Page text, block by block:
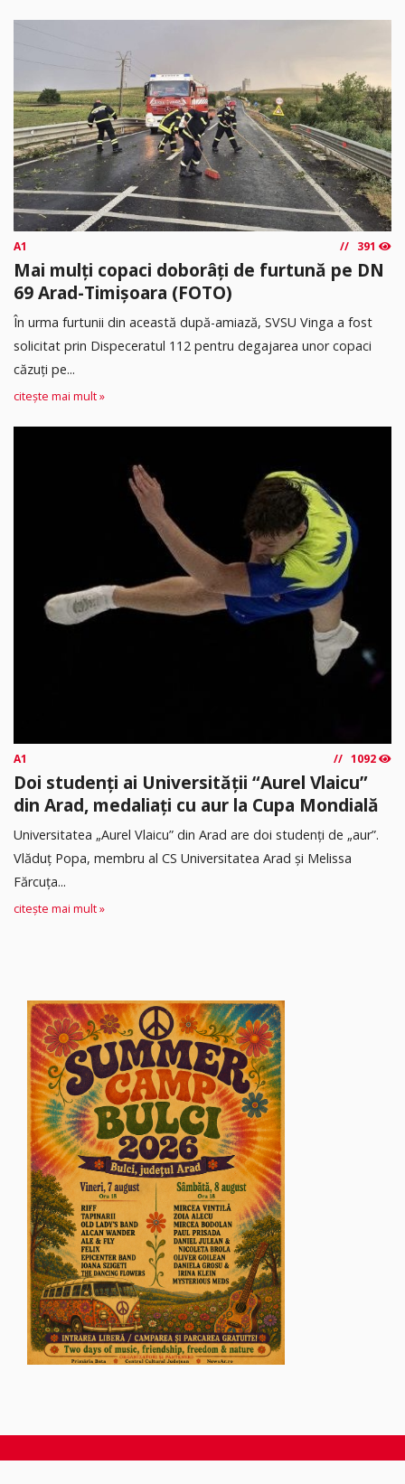
A1 391
Mai mulți copaci doborâți de furtună pe DN
69 Arad-Timișoara (FOTO)
În urma furtunii din această după-amiază, SVSU Vinga a fost
solicitat prin Dispeceratul 112 pentru degajarea unor copaci
căzuți pe...
citește mai mult »
A1 1092
Doi studenți ai Universității “Aurel Vlaicu”
din Arad, medaliați cu aur la Cupa Mondială
Universitatea „Aurel Vlaicu” din Arad are doi studenți de „aur”.
Vlăduț Popa, membru al CS Universitatea Arad și Melissa
Fărcuța...
citește mai mult »